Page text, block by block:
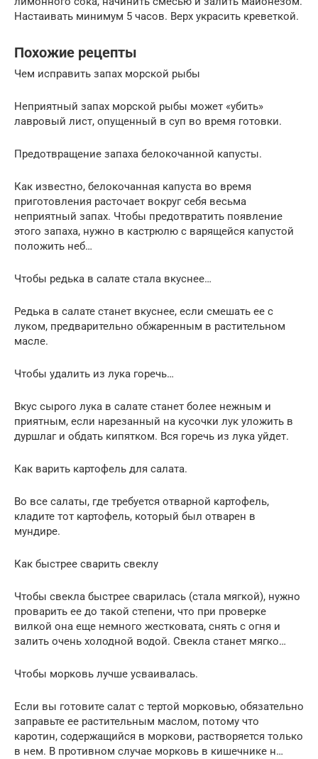
Настаивать минимум 5 часов. Верх украсить креветкой.
Похожие рецепты
Чем исправить запах морской рыбы
Неприятный запах морской рыбы может «убить»
лавровый лист, опущенный в суп во время готовки.
Предотвращение запаха белокочанной капусты.
Как известно, белокочанная капуста во время
приготовления расточает вокруг себя весьма
неприятный запах. Чтобы предотвратить появление
этого запаха, нужно в кастрюлю с варящейся капустой
положить неб…
Чтобы редька в салате стала вкуснее…
Редька в салате станет вкуснее, если смешать ее с
луком, предварительно обжаренным в растительном
масле.
Чтобы удалить из лука горечь…
Вкус сырого лука в салате станет более нежным и
приятным, если нарезанный на кусочки лук уложить в
дуршлаг и обдать кипятком. Вся горечь из лука уйдет.
Как варить картофель для салата.
Во все салаты, где требуется отварной картофель,
кладите тот картофель, который был отварен в
мундире.
Как быстрее сварить свеклу
Чтобы свекла быстрее сварилась (стала мягкой), нужно
проварить ее до такой степени, что при проверке
вилкой она еще немного жестковата, снять с огня и
залить очень холодной водой. Свекла станет мягко…
Чтобы морковь лучше усваивалась.
Если вы готовите салат с тертой морковью, обязательно
заправьте ее растительным маслом, потому что
каротин, содержащийся в моркови, растворяется только
в нем. В противном случае морковь в кишечнике н…